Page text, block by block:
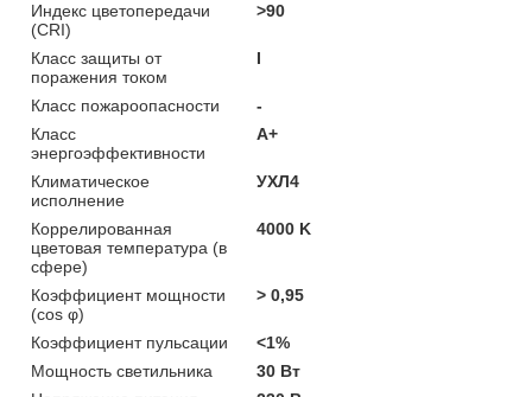
Индекс цветопередачи
(CRI)
>90
Класс защиты от
поражения током
I
Класс пожароопасности
-
Класс
энергоэффективности
A+
Климатическое
исполнение
УХЛ4
Коррелированная
цветовая температура (в
сфере)
4000 K
Коэффициент мощности
(cos φ)
> 0,95
Коэффициент пульсации
<1%
Мощность светильника
30 Вт